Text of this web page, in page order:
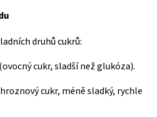
druhů cukrů:
cukr, sladší než glukóza).
cukr, méně sladký, rychle